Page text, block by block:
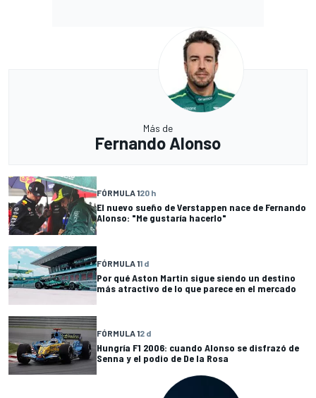
Más de
Fernando Alonso
FÓRMULA 120 h
El nuevo sueño de Verstappen nace de Fernando
Alonso: "Me gustaría hacerlo"
FÓRMULA 11 d
Por qué Aston Martin sigue siendo un destino
más atractivo de lo que parece en el mercado
FÓRMULA 12 d
Hungría F1 2006: cuando Alonso se disfrazó de
Senna y el podio de De la Rosa